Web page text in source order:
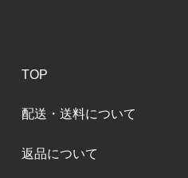
TOP
配送・送料について
返品について